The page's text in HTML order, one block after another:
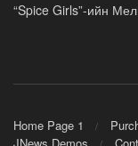
“Spice Girls”-ийн
Home Page 1